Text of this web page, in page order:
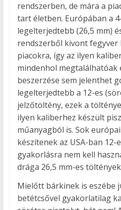
rendszerben, de mára a
tart életben. Európában a
legelterjedtebb (26,5 mm)
rendszerből kivont
piacokra, így az ilyen
mindenhol megtalálhatóak
beszerzése sem jelenthet
legelterjedtebb a 12-es
jelzőtöltény, ezek a
ilyen kaliberhez készült
műanyagból is. Sok
készítenek az USA-ban 12-
gyakorlásra nem kell
drága 26,5 mm-es
Mielőtt bárkinek is eszébe
betétcsővel gyakorlatilag